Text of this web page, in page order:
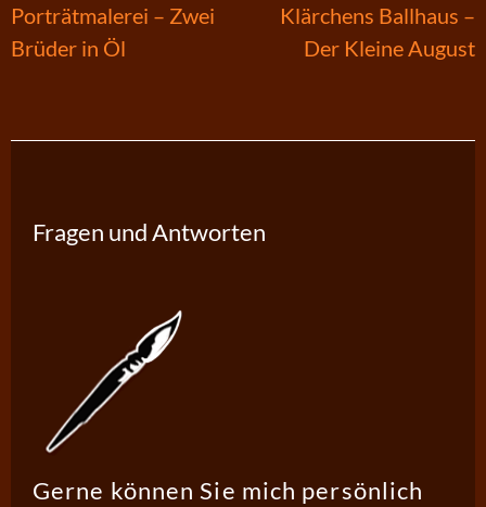
Beitragsnavigation
Porträtmalerei – Zwei
Brüder in Öl
Klärchens Ballhaus –
Der Kleine August
Fragen und Antworten
Gerne können Sie mich persönlich